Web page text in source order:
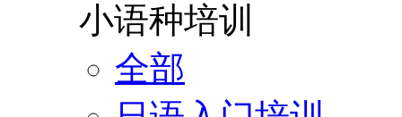
小语种培训
全部